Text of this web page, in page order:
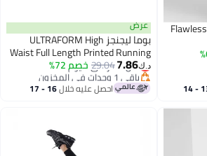
بوما ليجنجز تدريب للنساء Flawless
13 - 14
عرض
بوما ليجنجز ULTRAFORM High
Waist Full Length Printed Running
للنساء
د.ك‏7.86
29.04خصم 72% أقل سعر في 7 يوم
باقي 1 وحدات في المخزون
أقل سعر في 7 يوماحصل عليه خلال 16 - 17